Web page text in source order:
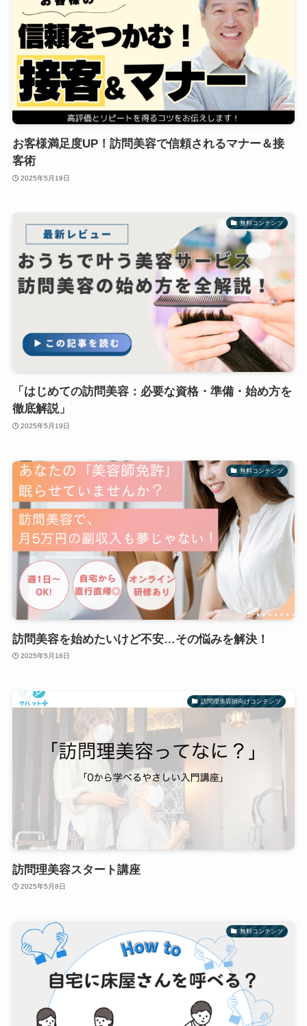
お客様満足度UP！訪問美容で信頼されるマナー＆接
客術
2025年5月19日
無料コンテンツ
「はじめての訪問美容：必要な資格・準備・始め方を
徹底解説」
2025年5月19日
無料コンテンツ
訪問美容を始めたいけど不安…その悩みを解決！
2025年5月16日
訪問理美容師向けコンテンツ
訪問理美容スタート講座
2025年5月8日
無料コンテンツ